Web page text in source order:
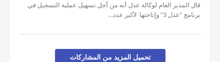
قال المدير العام لوكالة عدل أنه من أجل تسهيل عملية التسجيل في
برنامج “عدل 3” وإتاحتها لأكبر عدد…
تحميل المزيد من المشاركات